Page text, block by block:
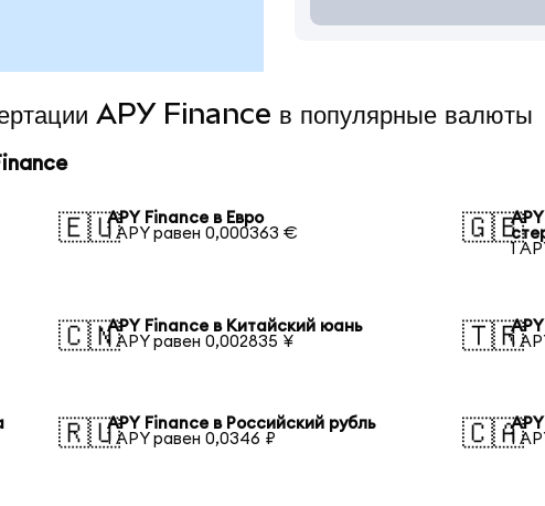
APY Finance в популярные валюты
🇪🇺APY Finance в Евро
1 APY равен 0,000363 €
🇬🇧
1
🇨🇳APY Finance в Китайский юань
1 APY равен 0,002835 ¥
🇹🇷
1
🇷🇺APY Finance в Российский рубль
1 APY равен 0,0346 ₽
🇨🇦
1